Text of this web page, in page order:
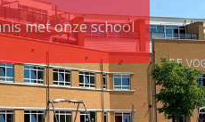
met onze school